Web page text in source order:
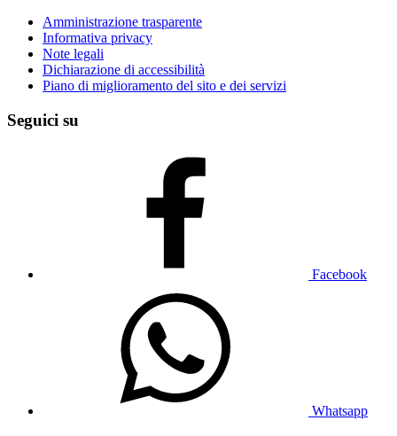
Amministrazione trasparente
Informativa privacy
Note legali
Dichiarazione di accessibilità
Piano di miglioramento del sito e dei servizi
Seguici su
Facebook
Whatsapp